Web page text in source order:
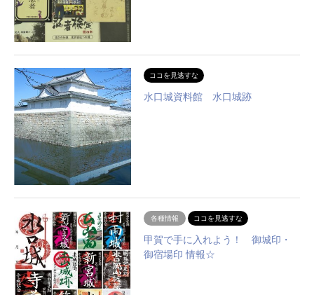
ココを見逃すな
水口城資料館 水口城跡
各種情報 ココを見逃すな
甲賀で手に入れよう！ 御城印・
御宿場印 情報☆